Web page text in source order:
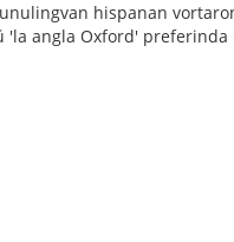
hispanan
'la angla Oxford' preferinda